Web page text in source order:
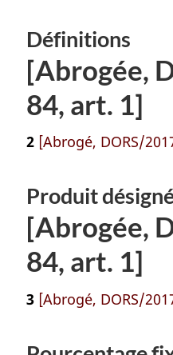
Définitions
[Abrogée,
84, art. 1]
2 [Abrogé, DORS/
Produit
[Abrogée,
84, art. 1]
3 [Abrogé, DORS/